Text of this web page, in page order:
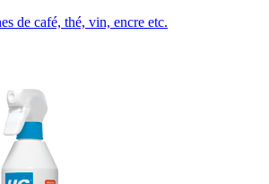
de café, thé, vin, encre etc.